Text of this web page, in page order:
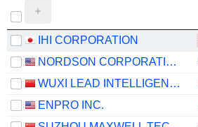
IHI CORPORATION
NORDSON CORPORATION
WUXI LEAD INTELLIGENT EQUIPMENT CO.,LTD.
ENPRO INC.